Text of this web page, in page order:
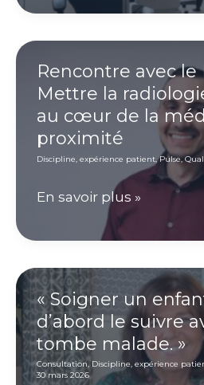
le
Dr
Mustin
L’ophtalmologie
comme
miroir
de
médecine
globale
Rencontre avec le
Mettre la
au cœur de la
proximité
Discipline, expérience patient,Pulse,
Rencontre
le
Dr
Al-
Awa
:
Mettre
En savoir plus »
« Soigner un
d’abord le suivre
tombe malade. »
Consultation, Discipline, expérience
30 mars 2026